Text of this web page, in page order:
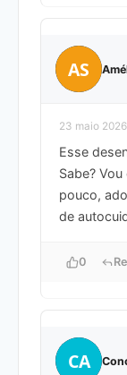
AS
23 maio 2026
Esse
Sabe?
pouco,
de
0
CA